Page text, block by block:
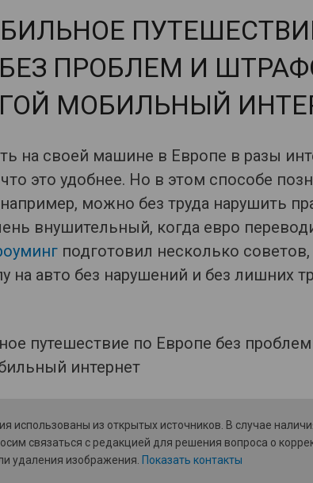
ПРОБЛЕМ И
МОБИЛЬНЫЙ
на своей машине в Европе в разы
это удобнее. Но в этом способе
можно без труда нарушить
внушительный, когда евро
подготовил несколько
на авто без нарушений и без лишних
использованы из открытых источников. В случае
связаться с редакцией для решения вопроса о
удаления изображения. Показать контакты